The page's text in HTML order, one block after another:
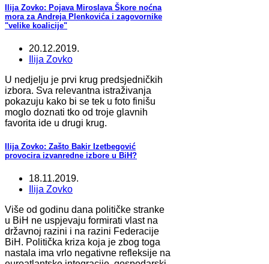
Ilija Zovko: Pojava Miroslava Škore noćna
mora za Andreja Plenkovića i zagovornike
"velike koalicije"
20.12.2019.
Ilija Zovko
U nedjelju je prvi krug predsjedničkih
izbora. Sva relevantna istraživanja
pokazuju kako bi se tek u foto finišu
moglo doznati tko od troje glavnih
favorita ide u drugi krug.
Ilija Zovko: Zašto Bakir Izetbegović
provocira izvanredne izbore u BiH?
18.11.2019.
Ilija Zovko
Više od godinu dana političke stranke
u BiH ne uspjevaju formirati vlast na
državnoj razini i na razini Federacije
BiH. Politička kriza koja je zbog toga
nastala ima vrlo negativne refleksije na